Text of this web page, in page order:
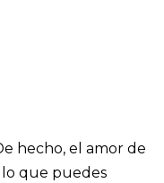
hecho, el amor de
lo que puedes